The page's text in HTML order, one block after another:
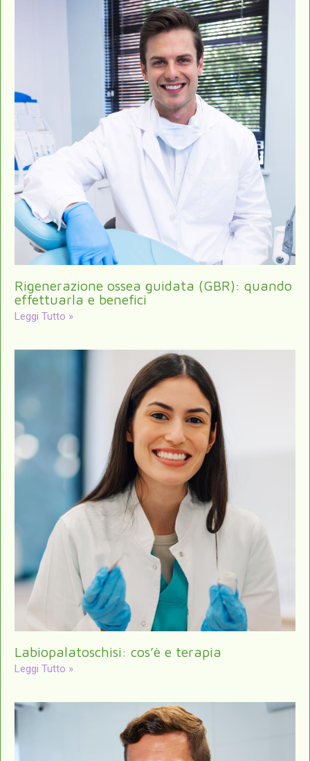
Rigenerazione ossea guidata (GBR): quando
effettuarla e benefici
Leggi Tutto »
Labiopalatoschisi: cos’è e terapia
Leggi Tutto »